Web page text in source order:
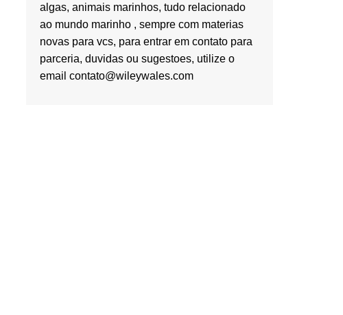
algas, animais marinhos, tudo relacionado
ao mundo marinho , sempre com materias
novas para vcs, para entrar em contato para
parceria, duvidas ou sugestoes, utilize o
email contato@wileywales.com